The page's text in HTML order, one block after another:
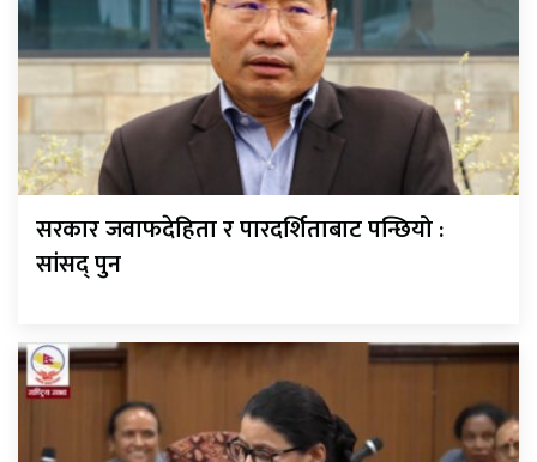
सरकार जवाफदेहिता र पारदर्शिताबाट पन्छियो :
सांसद् पुन